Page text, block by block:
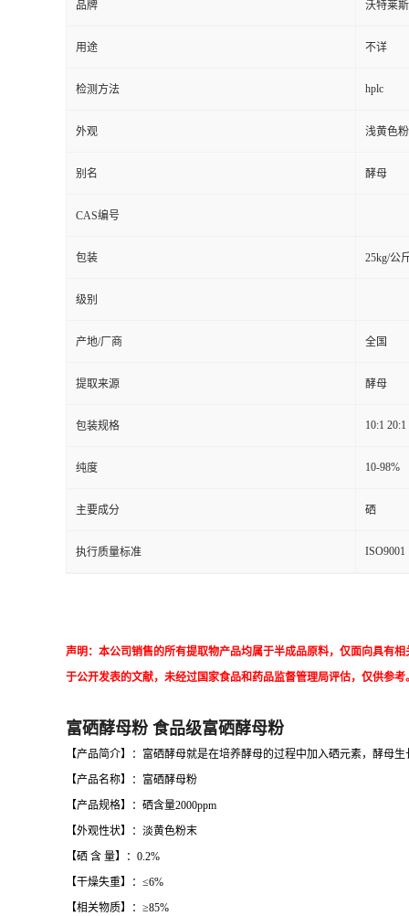
品牌 沃特莱
用途 不详
检测方法 hplc
外观 浅黄色
别名 酵母
CAS编号
包装 25kg/公
级别
产地/厂商 全国
提取来源 酵母
包装规格 10:1 20:1
纯度 10-98%
主要成分 硒
执行质量标准 ISO9001
声明：本公司销售的所有提取物产品均属于半成品原料，仅面向具有
于公开发表的文献，未经过国家食品和药品监督管理局评估，仅供参考
富硒酵母粉 食品级富硒酵母粉
【产品简介】：富硒酵母就是在培养酵母的过程中加入硒元素，酵母
【产品名称】：富硒酵母粉
【产品规格】：硒含量2000ppm
【外观性状】：淡黄色粉末
【硒 含 量】：0.2%
【干燥失重】：≤6%
【相关物质】：≥85%